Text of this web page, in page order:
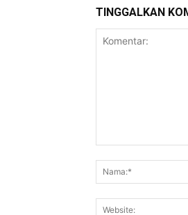
TINGGALKAN